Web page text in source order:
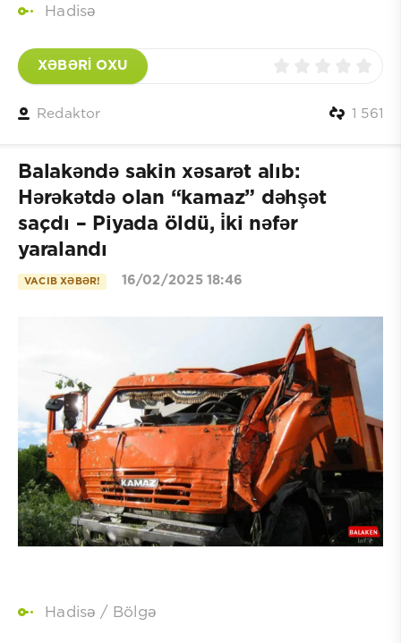
Hadisə
XƏBƏRİ OXU
Redaktor 1 561
Balakəndə sakin xəsarət alıb:
Hərəkətdə olan “kamaz” dəhşət
saçdı – Piyada öldü, i̇ki nəfər
yaralandı
VACIB XƏBƏR! 16/02/2025 18:46
Hadisə / Bölgə